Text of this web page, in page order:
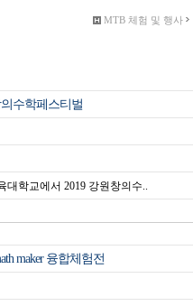
MTB 체험 및 행사
수학페스티벌
대학교에서 2019 강원창의수..
maker 융합체험전